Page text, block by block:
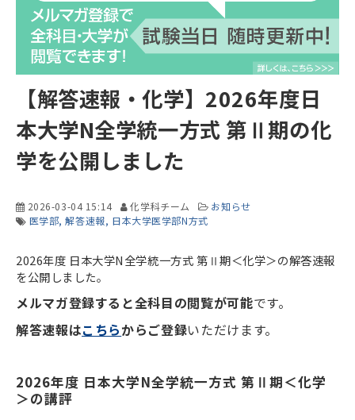
医学部解答速報2026
【解答速報・化学】2026年度日
本大学N全学統一方式 第Ⅱ期の化
学を公開しました
2026-03-04 15:14 化学科チーム
お知らせ
医学部 解答速報 日本大学医学部N方式
2026年度 日本大学N全学統一方式 第Ⅱ期＜化学＞の解答速報
を公開しました。
メルマガ登録すると全科目の閲覧が可能です。
解答速報はこちらからご登録いただけます。
2026年度 日本大学N全学統一方式 第Ⅱ期＜化学
＞の講評